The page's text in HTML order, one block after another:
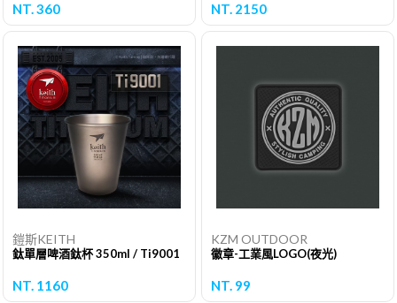
NT. 360 NT. 2150
鎧斯KEITH
鈦單層啤酒鈦杯 350ml / Ti9001
NT. 1160
KZM OUTDOOR
徽章-工業風LOGO(夜光)
NT. 99